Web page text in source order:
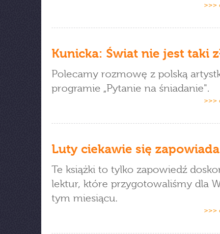
>>>
Kunicka: Świat nie jest taki
Polecamy rozmowę z polską
programie „Pytanie na śniadanie".
>>>
Luty ciekawie się zapowiada
Te książki to tylko zapowiedź
lektur, które przygotowaliśmy dla
tym miesiącu.
>>>